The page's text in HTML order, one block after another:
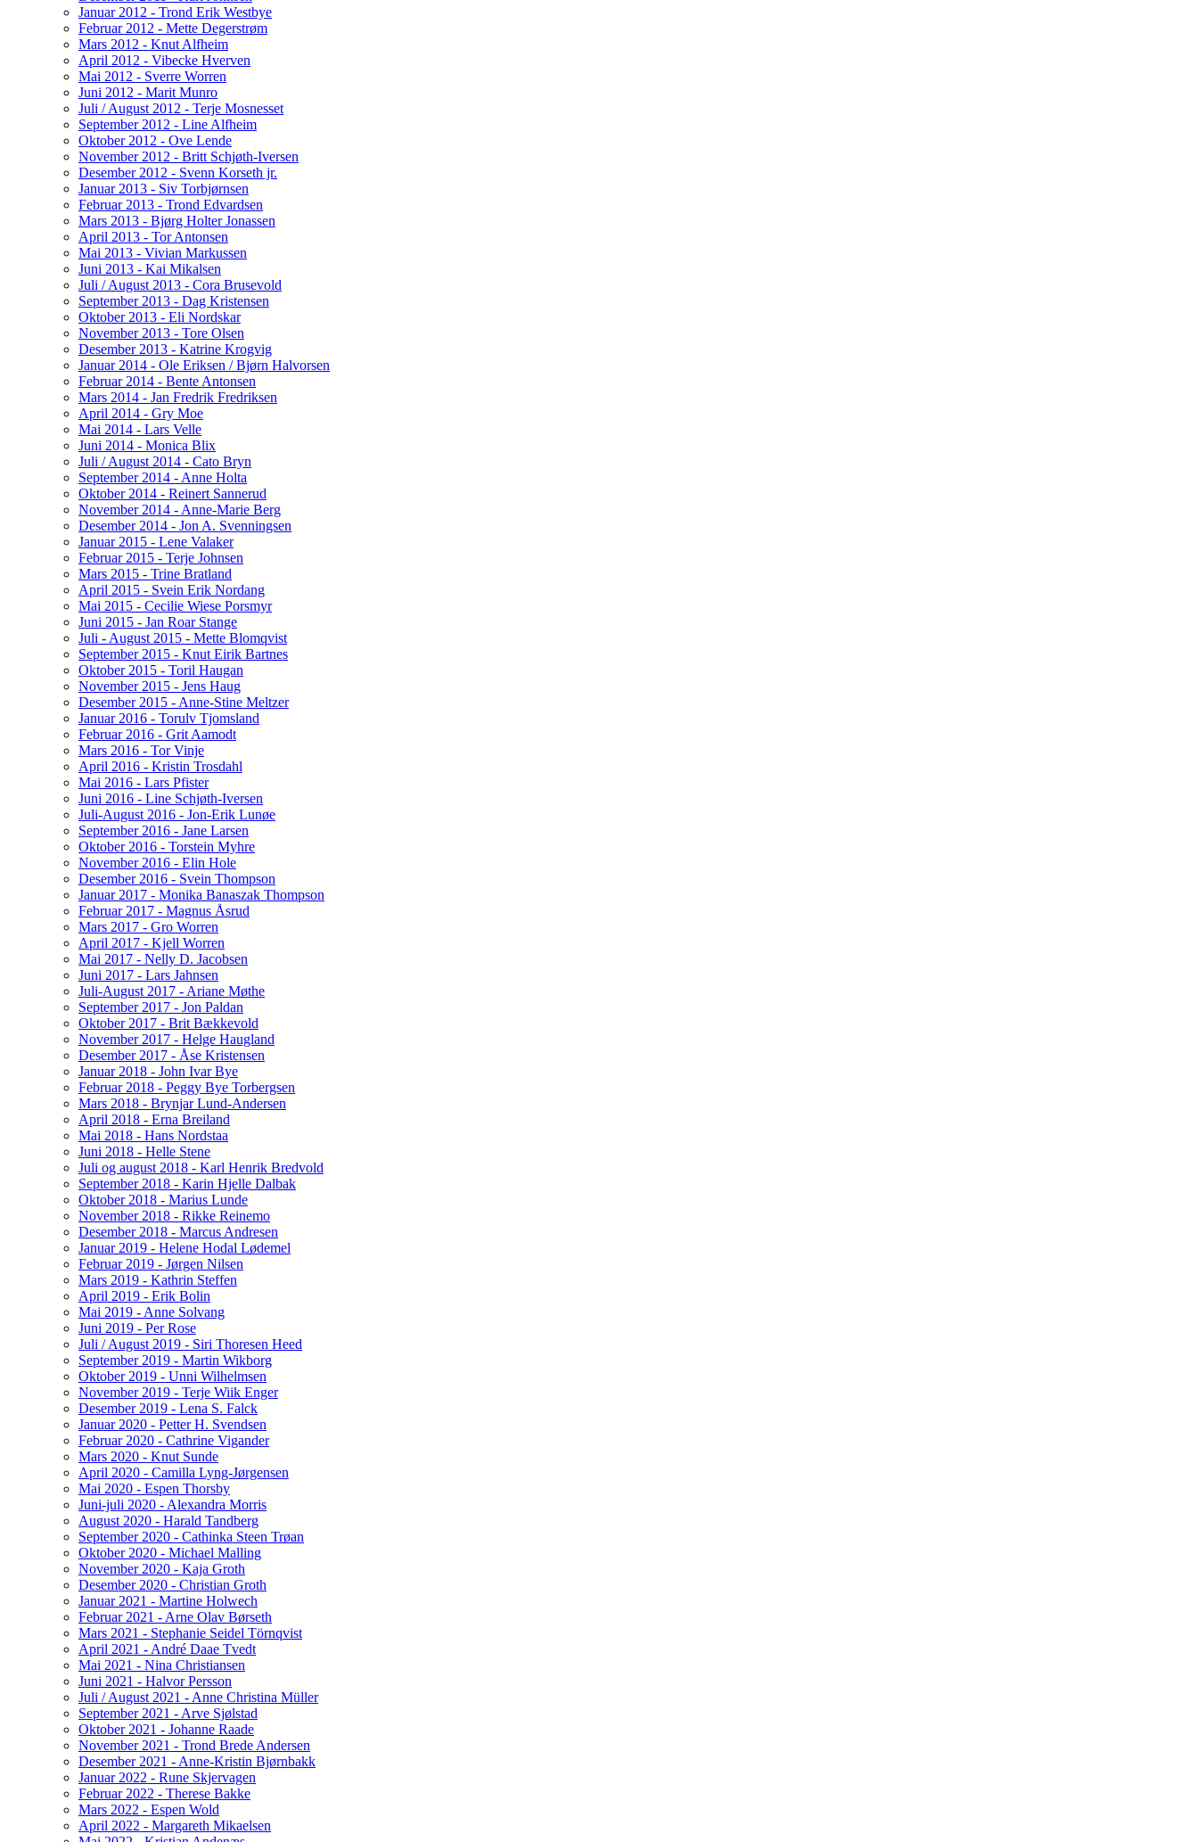
Januar 2012 - Trond Erik Westbye
Februar 2012 - Mette Degerstrøm
Mars 2012 - Knut Alfheim
April 2012 - Vibecke Hverven
Mai 2012 - Sverre Worren
Juni 2012 - Marit Munro
Juli / August 2012 - Terje Mosnesset
September 2012 - Line Alfheim
Oktober 2012 - Ove Lende
November 2012 - Britt Schjøth-Iversen
Desember 2012 - Svenn Korseth jr.
Januar 2013 - Siv Torbjørnsen
Februar 2013 - Trond Edvardsen
Mars 2013 - Bjørg Holter Jonassen
April 2013 - Tor Antonsen
Mai 2013 - Vivian Markussen
Juni 2013 - Kai Mikalsen
Juli / August 2013 - Cora Brusevold
September 2013 - Dag Kristensen
Oktober 2013 - Eli Nordskar
November 2013 - Tore Olsen
Desember 2013 - Katrine Krogvig
Januar 2014 - Ole Eriksen / Bjørn Halvorsen
Februar 2014 - Bente Antonsen
Mars 2014 - Jan Fredrik Fredriksen
April 2014 - Gry Moe
Mai 2014 - Lars Velle
Juni 2014 - Monica Blix
Juli / August 2014 - Cato Bryn
September 2014 - Anne Holta
Oktober 2014 - Reinert Sannerud
November 2014 - Anne-Marie Berg
Desember 2014 - Jon A. Svenningsen
Januar 2015 - Lene Valaker
Februar 2015 - Terje Johnsen
Mars 2015 - Trine Bratland
April 2015 - Svein Erik Nordang
Mai 2015 - Cecilie Wiese Porsmyr
Juni 2015 - Jan Roar Stange
Juli - August 2015 - Mette Blomqvist
September 2015 - Knut Eirik Bartnes
Oktober 2015 - Toril Haugan
November 2015 - Jens Haug
Desember 2015 - Anne-Stine Meltzer
Januar 2016 - Torulv Tjomsland
Februar 2016 - Grit Aamodt
Mars 2016 - Tor Vinje
April 2016 - Kristin Trosdahl
Mai 2016 - Lars Pfister
Juni 2016 - Line Schjøth-Iversen
Juli-August 2016 - Jon-Erik Lunøe
September 2016 - Jane Larsen
Oktober 2016 - Torstein Myhre
November 2016 - Elin Hole
Desember 2016 - Svein Thompson
Januar 2017 - Monika Banaszak Thompson
Februar 2017 - Magnus Åsrud
Mars 2017 - Gro Worren
April 2017 - Kjell Worren
Mai 2017 - Nelly D. Jacobsen
Juni 2017 - Lars Jahnsen
Juli-August 2017 - Ariane Møthe
September 2017 - Jon Paldan
Oktober 2017 - Brit Bækkevold
November 2017 - Helge Haugland
Desember 2017 - Åse Kristensen
Januar 2018 - John Ivar Bye
Februar 2018 - Peggy Bye Torbergsen
Mars 2018 - Brynjar Lund-Andersen
April 2018 - Erna Breiland
Mai 2018 - Hans Nordstaa
Juni 2018 - Helle Stene
Juli og august 2018 - Karl Henrik Bredvold
September 2018 - Karin Hjelle Dalbak
Oktober 2018 - Marius Lunde
November 2018 - Rikke Reinemo
Desember 2018 - Marcus Andresen
Januar 2019 - Helene Hodal Lødemel
Februar 2019 - Jørgen Nilsen
Mars 2019 - Kathrin Steffen
April 2019 - Erik Bolin
Mai 2019 - Anne Solvang
Juni 2019 - Per Rose
Juli / August 2019 - Siri Thoresen Heed
September 2019 - Martin Wikborg
Oktober 2019 - Unni Wilhelmsen
November 2019 - Terje Wiik Enger
Desember 2019 - Lena S. Falck
Januar 2020 - Petter H. Svendsen
Februar 2020 - Cathrine Vigander
Mars 2020 - Knut Sunde
April 2020 - Camilla Lyng-Jørgensen
Mai 2020 - Espen Thorsby
Juni-juli 2020 - Alexandra Morris
August 2020 - Harald Tandberg
September 2020 - Cathinka Steen Trøan
Oktober 2020 - Michael Malling
November 2020 - Kaja Groth
Desember 2020 - Christian Groth
Januar 2021 - Martine Holwech
Februar 2021 - Arne Olav Børseth
Mars 2021 - Stephanie Seidel Törnqvist
April 2021 - André Daae Tvedt
Mai 2021 - Nina Christiansen
Juni 2021 - Halvor Persson
Juli / August 2021 - Anne Christina Müller
September 2021 - Arve Sjølstad
Oktober 2021 - Johanne Raade
November 2021 - Trond Brede Andersen
Desember 2021 - Anne-Kristin Bjørnbakk
Januar 2022 - Rune Skjervagen
Februar 2022 - Therese Bakke
Mars 2022 - Espen Wold
April 2022 - Margareth Mikaelsen